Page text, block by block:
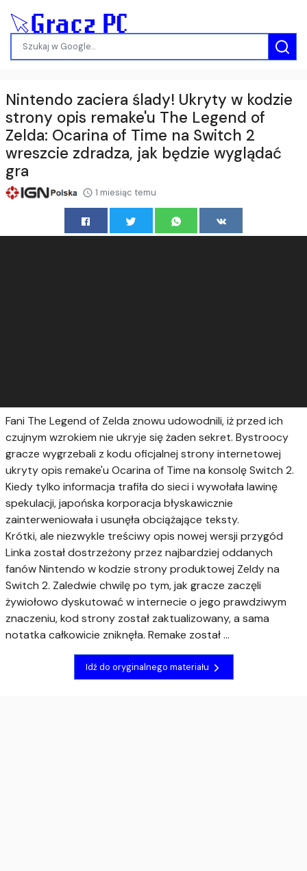
Nintendo zaciera ślady! Ukryty w kodzie
strony opis remake'u The Legend of
Zelda: Ocarina of Time na Switch 2
wreszcie zdradza, jak będzie wyglądać
gra
1 miesiąc temu
Fani The Legend of Zelda znowu udowodnili, iż przed ich
czujnym wzrokiem nie ukryje się żaden sekret. Bystroocy
gracze wygrzebali z kodu oficjalnej strony internetowej
ukryty opis remake'u Ocarina of Time na konsolę Switch 2.
Kiedy tylko informacja trafiła do sieci i wywołała lawinę
spekulacji, japońska korporacja błyskawicznie
zainterweniowała i usunęła obciążające teksty.
Krótki, ale niezwykle treściwy opis nowej wersji przygód
Linka został dostrzeżony przez najbardziej oddanych
fanów Nintendo w kodzie strony produktowej Zeldy na
Switch 2. Zaledwie chwilę po tym, jak gracze zaczęli
żywiołowo dyskutować w internecie o jego prawdziwym
znaczeniu, kod strony został zaktualizowany, a sama
notatka całkowicie zniknęła. Remake został …
Idź do oryginalnego materiału